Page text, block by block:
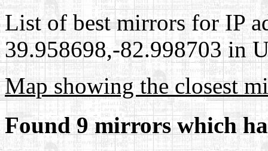
List of best mirrors for IP
39.958698,-82.998703 in
Map showing the closest
Found 9 mirrors which